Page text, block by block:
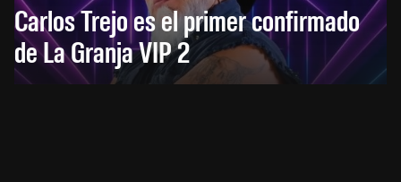
Carlos Trejo es el primer confirmado
de La Granja VIP 2